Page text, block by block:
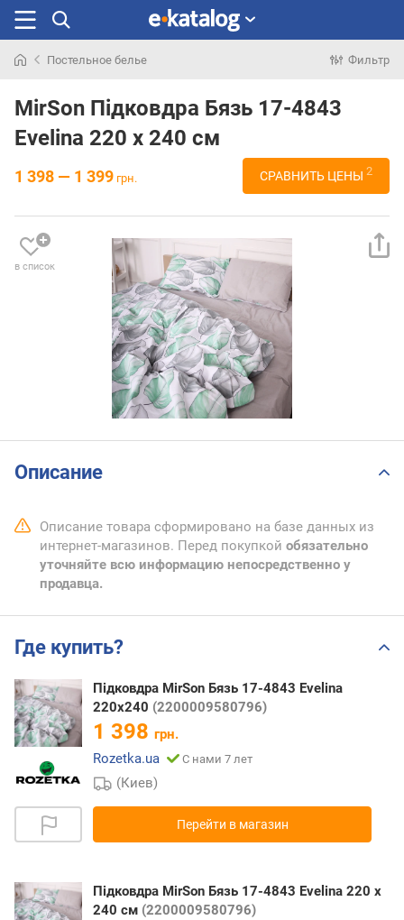
раньше
Постельное белье Фильтр
MirSon Підковдра Бязь 17-4843
Evelina 220 x 240 см
1 398 — 1 399 грн. СРАВНИТЬ ЦЕНЫ 2
в список
Описание
Описание товара сформировано на базе данных из
интернет-магазинов. Перед покупкой обязательно
уточняйте всю информацию непосредственно у
продавца.
Где купить?
Підковдра MirSon Бязь 17-4843 Evelina
220х240 (2200009580796)
1 398 грн.
Rozetka.ua
С нами 7 лет
(Киев)
Перейти в магазин
Підковдра MirSon Бязь 17-4843 Evelina 220 x
240 см (2200009580796)